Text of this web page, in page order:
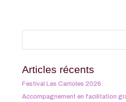
Articles récents
Festival Les Carrioles 2026
Accompagnement en facilitation